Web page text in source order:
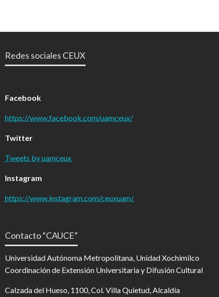
Redes sociales CEUX
Facebook
https://www.facebook.com/uamceux/
Twitter
Tweets by uamceux
Instagram
https://www.instagram.com/ceuxuam/
Contacto “CAUCE”
Universidad Autónoma Metropolitana, Unidad Xochimilco
Coordinación de Extensión Universitaria y Difusión Cultural
Calzada del Hueso, 1100, Col. Villa Quietud, Alcaldía